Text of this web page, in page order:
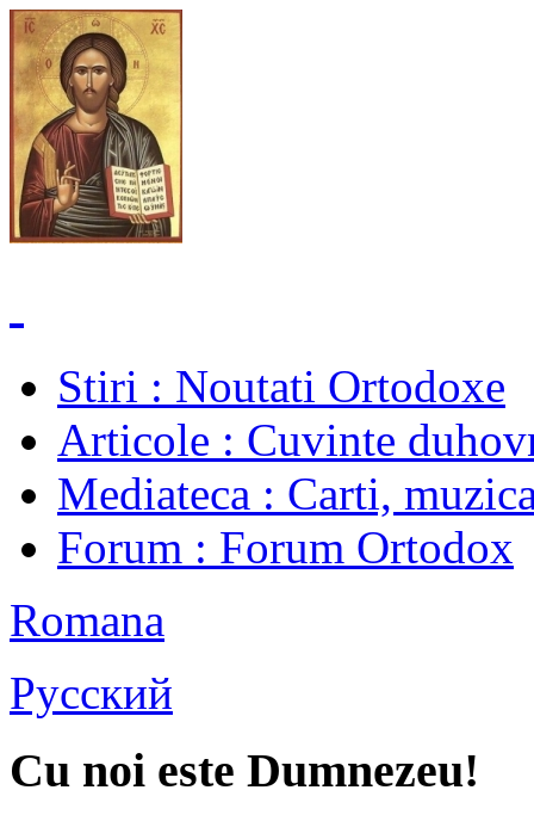
Stiri : Noutati Ortodoxe
Articole : Cuvinte
Mediateca : Carti,
Forum : Forum Ortodox
Romana
Русский
Cu noi este Dumnezeu!